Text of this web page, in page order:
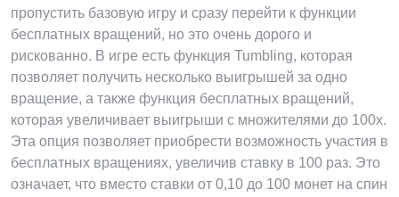
пропустить базовую игру и сразу перейти к функции
бесплатных вращений, но это очень дорого и
рискованно. В игре есть функция Tumbling, которая
позволяет получить несколько выигрышей за одно
вращение, а также функция бесплатных вращений,
которая увеличивает выигрыши с множителями до 100x.
Эта опция позволяет приобрести возможность участия в
бесплатных вращениях, увеличив ставку в 100 раз. Это
означает, что вместо ставки от 0,10 до 100 монет на спин